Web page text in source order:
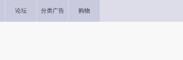
论坛 分类广告 购物